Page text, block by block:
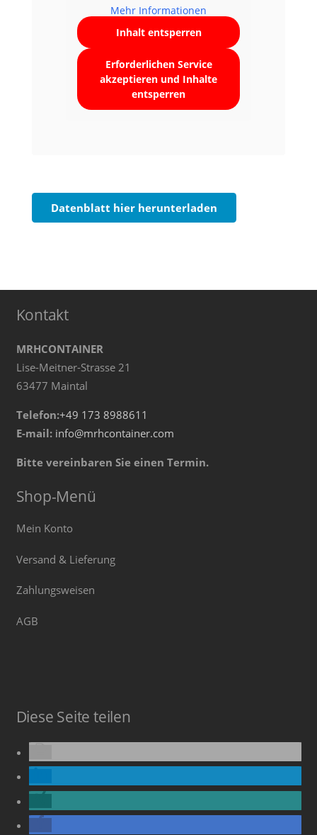
Mehr Informationen
Inhalt entsperren
Erforderlichen Service
akzeptieren und Inhalte
entsperren
Datenblatt hier herunterladen
Kontakt
MRHCONTAINER
Lise-Meitner-Strasse 21
63477 Maintal
Telefon:+49 173 8988611
E-mail: info@mrhcontainer.com
Bitte vereinbaren Sie einen Termin.
Shop-Menü
Mein Konto
Versand & Lieferung
Zahlungsweisen
AGB
Diese Seite teilen